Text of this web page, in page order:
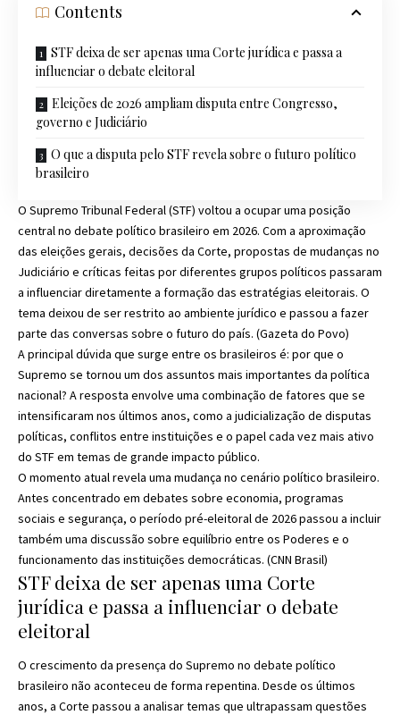
Contents
STF deixa de ser apenas uma Corte jurídica e passa a
influenciar o debate eleitoral
Eleições de 2026 ampliam disputa entre Congresso,
governo e Judiciário
O que a disputa pelo STF revela sobre o futuro político
brasileiro
O Supremo Tribunal Federal (STF) voltou a ocupar uma posição
central no debate político brasileiro em 2026. Com a aproximação
das eleições gerais, decisões da Corte, propostas de mudanças no
Judiciário e críticas feitas por diferentes grupos políticos passaram
a influenciar diretamente a formação das estratégias eleitorais. O
tema deixou de ser restrito ao ambiente jurídico e passou a fazer
parte das conversas sobre o futuro do país. (Gazeta do Povo)
A principal dúvida que surge entre os brasileiros é: por que o
Supremo se tornou um dos assuntos mais importantes da política
nacional? A resposta envolve uma combinação de fatores que se
intensificaram nos últimos anos, como a judicialização de disputas
políticas, conflitos entre instituições e o papel cada vez mais ativo
do STF em temas de grande impacto público.
O momento atual revela uma mudança no cenário político brasileiro.
Antes concentrado em debates sobre economia, programas
sociais e segurança, o período pré-eleitoral de 2026 passou a incluir
também uma discussão sobre equilíbrio entre os Poderes e o
funcionamento das instituições democráticas. (CNN Brasil)
STF deixa de ser apenas uma Corte
jurídica e passa a influenciar o debate
eleitoral
O crescimento da presença do Supremo no debate político
brasileiro não aconteceu de forma repentina. Desde os últimos
anos, a Corte passou a analisar temas que ultrapassam questões